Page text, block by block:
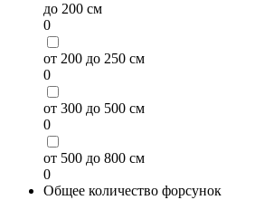
до 200 см
0
от 200 до 250 см
0
от 300 до 500 см
0
от 500 до 800 см
0
Общее количество форсунок